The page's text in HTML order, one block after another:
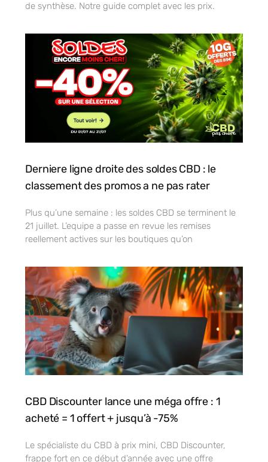
de synthèse. Notre guide complet avec les prix.
Derniere ligne droite des soldes CBD : le
classement des promos a ne pas rater
Plus qu’une semaine : les soldes CBD se terminent le
21 juillet. L’equipe a passe en revue les remises
reellement actives sur les boutiques qu’on
CBD Discounter lance une méga offre : 1
acheté = 1 offert + jusqu’à -75%
Le spécialiste du CBD à prix mini, CBD Discounter,
frappe fort en ce début d’année avec une offre